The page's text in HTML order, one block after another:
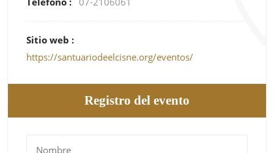
Sitio web :
https://santuariodeelcisne.org/eventos/
Registro del evento